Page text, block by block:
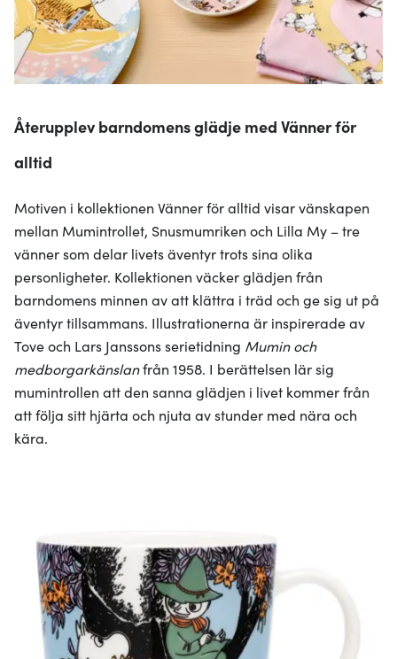
Återupplev barndomens glädje med Vänner för
alltid
Motiven i kollektionen Vänner för alltid visar vänskapen
mellan Mumintrollet, Snusmumriken och Lilla My – tre
vänner som delar livets äventyr trots sina olika
personligheter. Kollektionen väcker glädjen från
barndomens minnen av att klättra i träd och ge sig ut på
äventyr tillsammans. Illustrationerna är inspirerade av
Tove och Lars Janssons serietidning Mumin och
medborgarkänslanfrån 1958. I berättelsen lär sig
mumintrollen att den sanna glädjen i livet kommer från
att följa sitt hjärta och njuta av stunder med nära och
kära.